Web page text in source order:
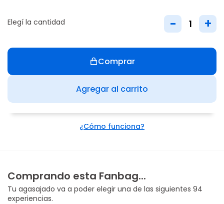
Elegí la cantidad - +
Agregar al carrito
Comprar
¿Cómo funciona?
Comprando esta Fanbag...
Tu agasajado va a poder elegir una de las siguientes 94
experiencias.